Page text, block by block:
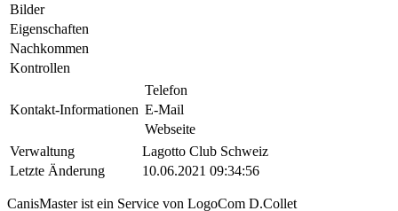
Bilder
Eigenschaften
Nachkommen
Kontrollen
Kontakt-Informationen
Telefon
E-Mail
Webseite
Verwaltung
Lagotto Club Schweiz
Letzte Änderung
10.06.2021 09:34:56
CanisMaster ist ein Service von LogoCom D.Collet